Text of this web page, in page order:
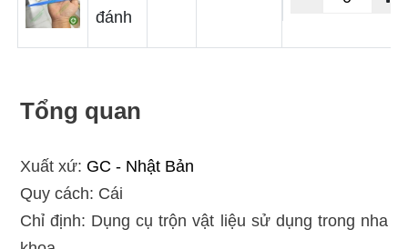
đánh
Tổng quan
Xuất xứ: GC - Nhật Bản
Quy cách: Cái
Chỉ định: Dụng cụ trộn vật liệu sử dụng trong nha